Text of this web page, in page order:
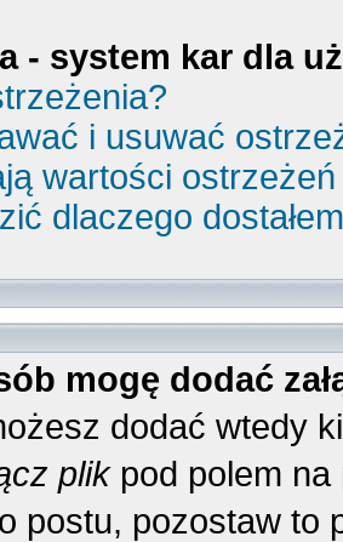
- system kar dla
i usuwać
wartości
dlaczego
mogę dodać
dodać wtedy
plikpod polem na
postu, pozostaw to